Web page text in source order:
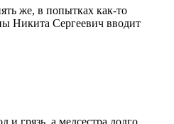
же, в попытках как-то
Никита Сергеевич вводит